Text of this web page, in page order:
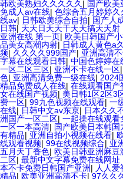
韩欧美熟妇久久久久久 | 国产欧美
免成人av在线| 色综合五月婷婷久
线av| 日韩欧美综合自拍| 国产人
日韩| 天天日天天干天天搞天天射
亚洲在线 第一页| 欧美日韩国产
品美女高潮内射| 日韩成人黄色a
频| 久久久久999国产| 亚洲高清
字幕在线观看日韩| 中国色婷婷在
一区二区三区| 亚洲不卡在线一区|
色| 亚洲高清免费一级在线| 2024
精品免费成人在线| 在线观看国产
女在线国产视频| 美日韩1区2区3
费一区| 99九色视频在线观看| 一
在线| 日韩中文av东京| 日本久久
洲国产一区二区| 一起操在线观看
一区一本高清| 国产欧美日本韩国
有精品| 亚洲自拍小视频在线看|
线观看视频| 99在线视频综合| 亚
五月天丁香色| 欧美日韩亚洲麻豆
二区| 最新中文字幕免费在线网址
本不卡免费日韩国产亚洲| 人人爱
精品| 欧美亚洲高清不卡| 97久久